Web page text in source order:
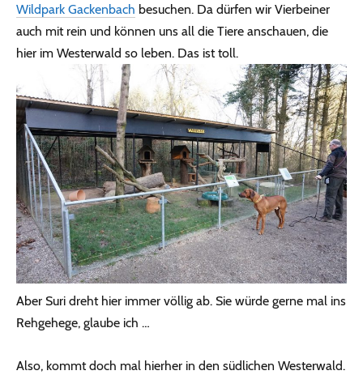
Wildpark Gackenbach besuchen. Da dürfen wir Vierbeiner
auch mit rein und können uns all die Tiere anschauen, die
hier im Westerwald so leben. Das ist toll.
Aber Suri dreht hier immer völlig ab. Sie würde gerne mal ins
Rehgehege, glaube ich …
Also, kommt doch mal hierher in den südlichen Westerwald.